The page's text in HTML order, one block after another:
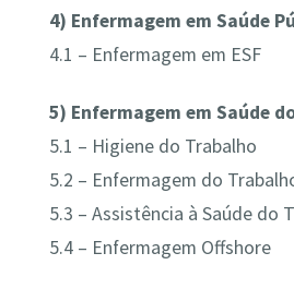
4) Enfermagem em Saúde
4.1 – Enfermagem em ESF
5) Enfermagem em Saúde
5.1 – Higiene do Trabalho
5.2 – Enfermagem do
5.3 – Assistência à Saúde do
5.4 – Enfermagem Offshore